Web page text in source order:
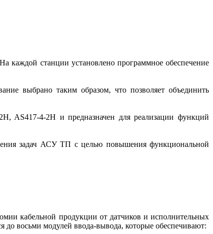
каждой станции установлено программное обеспечение
выбрано таким образом, что позволяет объединить
AS417-4-2H и предназначен для реализации функций
задач АСУ ТП с целью повышения функциональной
кабельной продукции от датчиков и исполнительных
восьми модулей ввода-вывода, которые обеспечивают: